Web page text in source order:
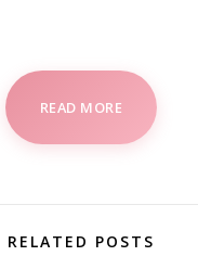
READ MORE
RELATED POSTS